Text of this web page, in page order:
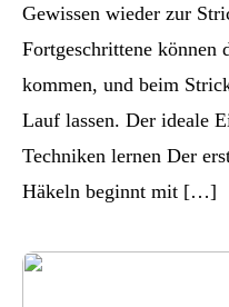
Gewissen wieder zur
Fortgeschrittene können
kommen, und beim
Lauf lassen. Der ideale
Techniken lernen Der
Häkeln beginnt mit […]